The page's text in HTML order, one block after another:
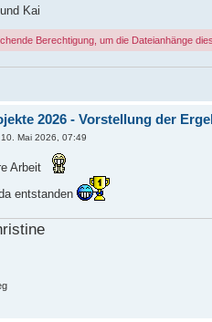
Kai
Berechtigung, um die Dateianhänge
2026 - Vorstellung der
Mai 2026, 07:49
Arbeit
entstanden